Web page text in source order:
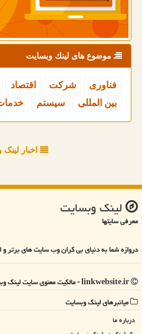
موضوع های لینك وبسایت
فناوری شركت اقتصاد
بین المللی
سیستم
اخبار
لینك وبسایت
معرفی سایتها
دروازه شما به دنیای بی کران وب سایت های برتر و
میانبرهای لینك وبسایت
درباره ما